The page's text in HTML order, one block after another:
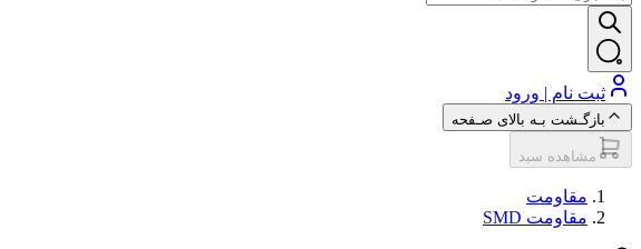
ثبت نام | ورود
بازگـشت بـه بالای صـفحه
مشاهده سبد
مقاومت‌
مقاومت SMD